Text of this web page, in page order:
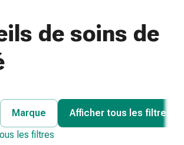
de soins de
Marque
Afficher tous les filtres
les filtres